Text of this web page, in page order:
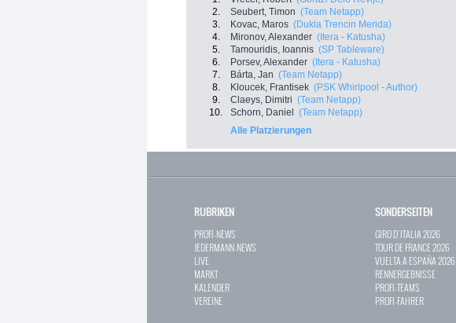
2.
Seubert, Timon (Team Netapp)
3.
Kovac, Maros (Dukla Trencin Merida)
4.
Mironov, Alexander (Itera - Katusha)
5.
Tamouridis, Ioannis (SP Tableware)
6.
Porsev, Alexander (Itera - Katusha)
7.
Bárta, Jan (Team Netapp)
8.
Kloucek, Frantisek (PSK Whirlpool - Author)
9.
Claeys, Dimitri (Team Netapp)
10.
Schorn, Daniel (Team Netapp)
Alle Platzierungen
RUBRIKEN
PROFI-NEWS
JEDERMANN-NEWS
LIVE
MARKT
KALENDER
VEREINE
SONDERSEITEN
GIRO D`ITALIA 2026
TOUR DE FRANCE 2026
VUELTA A ESPAÑA 2026
RENNERGEBNISSE
PROFI-TEAMS
PROFI-FAHRER